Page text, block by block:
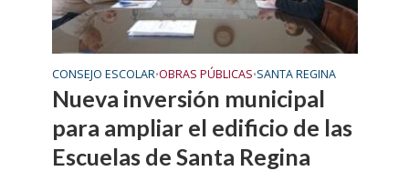
CONSEJO ESCOLAR•OBRAS PÚBLICAS•SANTA REGINA
Nueva inversión municipal
para ampliar el edificio de las
Escuelas de Santa Regina